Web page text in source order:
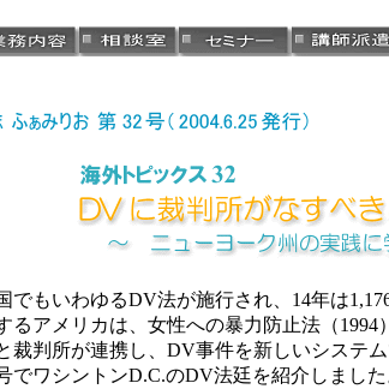
もいわゆるDV法が施行され、14年は
るアメリカは、女性への暴力防止法（
裁判所が連携し、DV事件を新しいシステ
でワシントンD.C.のDV法廷を紹介しまし